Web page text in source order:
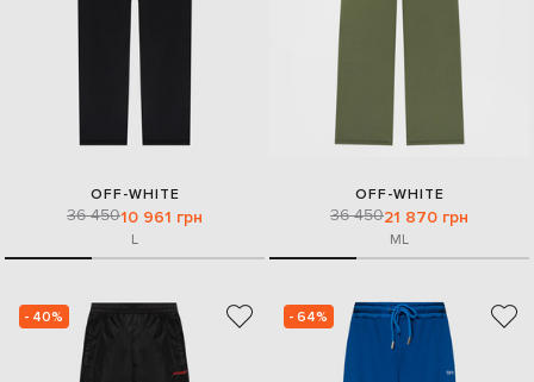
OFF-WHITE
36 45010 961 грн
L
OFF-WHITE
36 45021 870 грн
ML
- 40% - 64%